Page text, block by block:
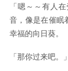
「嗯～～有人
音，像是在催眠
幸福的向日葵。
「那你过来吧。」